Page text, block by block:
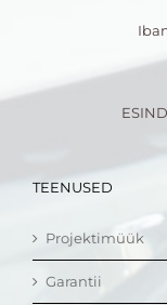
TEENUSED
Projektimüük
Garantii